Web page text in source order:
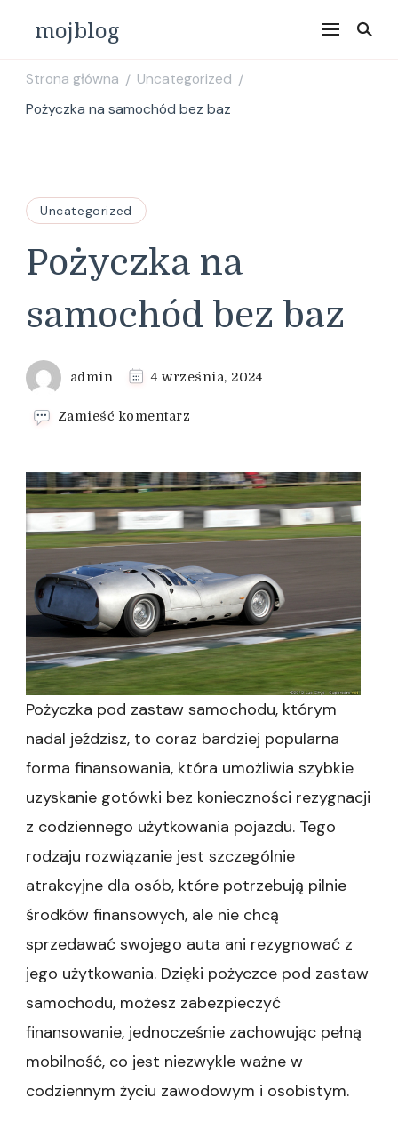
mojblog
Strona główna / Uncategorized /
Pożyczka na samochód bez baz
Uncategorized
Pożyczka na
samochód bez baz
admin 4 września, 2024
Zamieść komentarz
na
samochód
bez
baz
Pożyczka pod zastaw samochodu, którym
nadal jeździsz, to coraz bardziej popularna
forma finansowania, która umożliwia szybkie
uzyskanie gotówki bez konieczności rezygnacji
z codziennego użytkowania pojazdu. Tego
rodzaju rozwiązanie jest szczególnie
atrakcyjne dla osób, które potrzebują pilnie
środków finansowych, ale nie chcą
sprzedawać swojego auta ani rezygnować z
jego użytkowania. Dzięki pożyczce pod zastaw
samochodu, możesz zabezpieczyć
finansowanie, jednocześnie zachowując pełną
mobilność, co jest niezwykle ważne w
codziennym życiu zawodowym i osobistym.